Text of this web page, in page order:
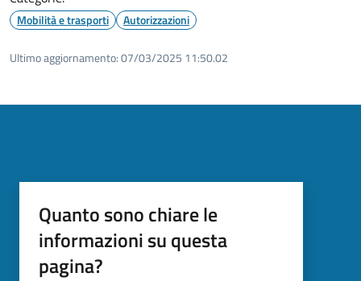
Mobilità e trasporti Autorizzazioni
Ultimo aggiornamento:07/03/2025 11:50.02
Quanto sono chiare le
informazioni su questa
pagina?